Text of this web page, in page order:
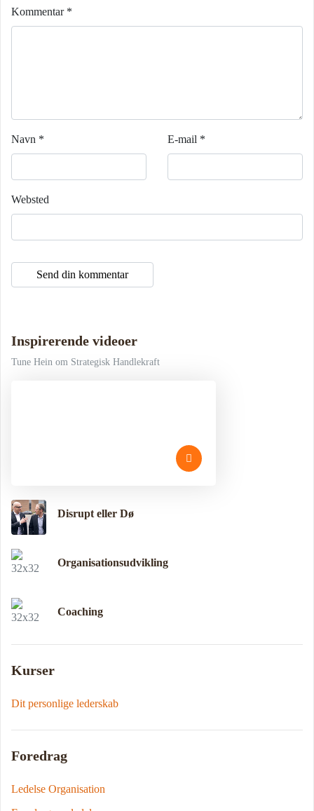
Kommentar *
Navn * E-mail *
Websted
Inspirerende videoer
Tune Hein om Strategisk Handlekraft
Disrupt eller Dø
Organisationsudvikling
Coaching
Kurser
Dit personlige lederskab
Foredrag
Ledelse Organisation